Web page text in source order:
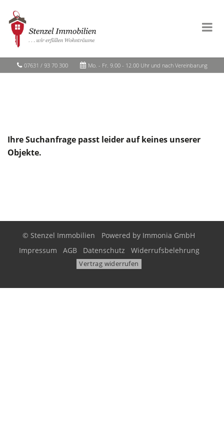
07631 / 93 70 300 Mo. - Fr. 9.00 - 12.00 Uhr und nach Vereinbarung
Ihre Suchanfrage passt leider auf keines unserer
Objekte.
© Stenzel Immobilien Powered by Immonia GmbH
Impressum
AGB Datenschutz Widerrufsbelehrung
Vertrag widerrufen